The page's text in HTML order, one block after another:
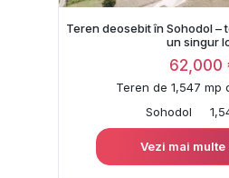
Teren deosebit în Sohodol –
un singur
62,000
Teren de 1,547 mp
Sohodol
Vezi mai